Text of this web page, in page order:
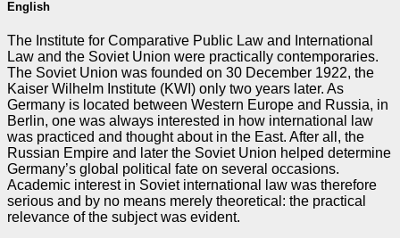
English
The Institute for Comparative Public Law and International
Law and the Soviet Union were practically contemporaries.
The Soviet Union was founded on 30 December 1922, the
Kaiser Wilhelm Institute (KWI) only two years later. As
Germany is located between Western Europe and Russia, in
Berlin, one was always interested in how international law
was practiced and thought about in the East. After all, the
Russian Empire and later the Soviet Union helped determine
Germany’s global political fate on several occasions.
Academic interest in Soviet international law was therefore
serious and by no means merely theoretical: the practical
relevance of the subject was evident.